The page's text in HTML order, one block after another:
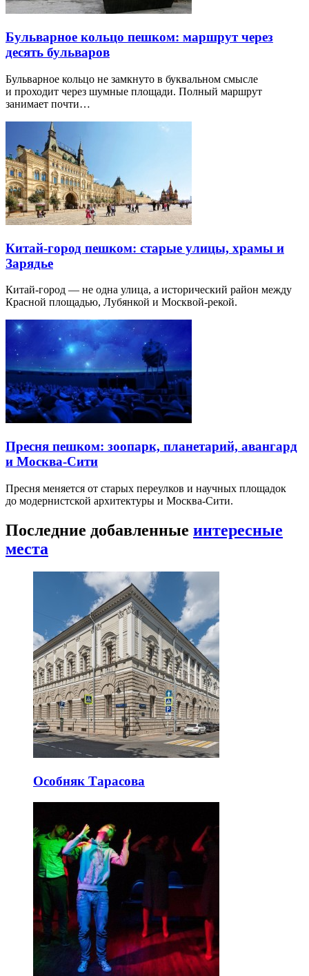
Бульварное кольцо пешком: маршрут через
десять бульваров
Бульварное кольцо не замкнуто в буквальном смысле
и проходит через шумные площади. Полный маршрут
занимает почти…
Китай-город пешком: старые улицы, храмы и
Зарядье
Китай-город — не одна улица, а исторический район между
Красной площадью, Лубянкой и Москвой-рекой.
Пресня пешком: зоопарк, планетарий, авангард
и Москва-Сити
Пресня меняется от старых переулков и научных площадок
до модернистской архитектуры и Москва-Сити.
Последние добавленные интересные
места
Особняк Тарасова